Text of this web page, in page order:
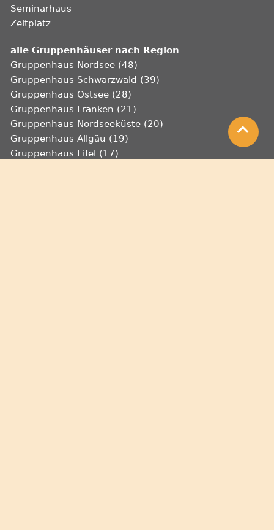
Seminarhaus
Zeltplatz
alle Gruppenhäuser nach Region
Gruppenhaus Nordsee (48)
Gruppenhaus Schwarzwald (39)
Gruppenhaus Ostsee (28)
Gruppenhaus Franken (21)
Gruppenhaus Nordseeküste (20)
Gruppenhaus Allgäu (19)
Gruppenhaus Eifel (17)